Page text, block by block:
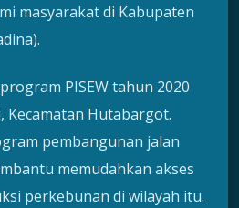
masyarakat di Kabupaten
PISEW tahun 2020
Kecamatan Hutabargot.
pembangunan jalan
memudahkan akses
perkebunan di wilayah itu.